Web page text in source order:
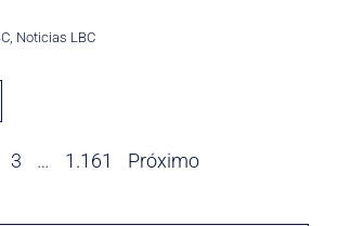
Noticias LBC
3 … 1.161 Próximo